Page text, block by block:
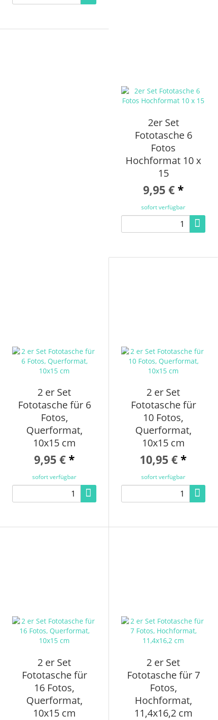
2er Set
Fototasche 6
Fotos
Hochformat 10 x
15
9,95 € *
sofort verfügbar
2 er Set
Fototasche für 6
Fotos,
Querformat,
10x15 cm
9,95 € *
sofort verfügbar
2 er Set
Fototasche für
10 Fotos,
Querformat,
10x15 cm
10,95 €*
sofort verfügbar
2 er Set
Fototasche für
16 Fotos,
Querformat,
10x15 cm
2 er Set
Fototasche für 7
Fotos,
Hochformat,
11,4x16,2 cm